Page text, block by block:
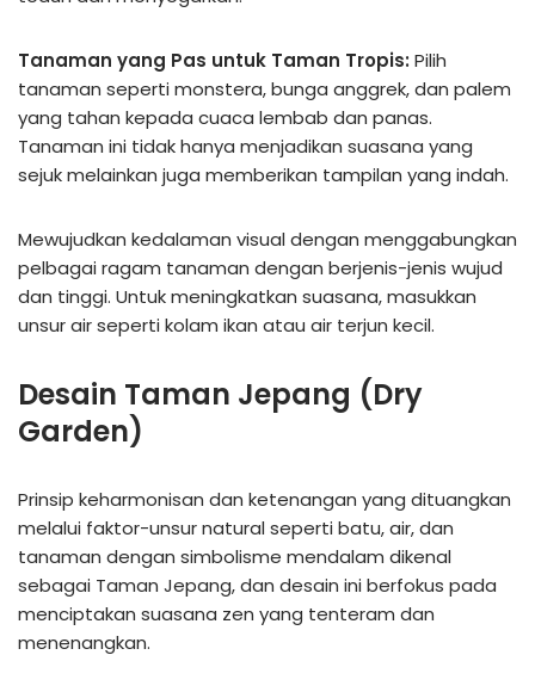
Tanaman yang Pas untuk Taman Tropis: Pilih
tanaman seperti monstera, bunga anggrek, dan palem
yang tahan kepada cuaca lembab dan panas.
Tanaman ini tidak hanya menjadikan suasana yang
sejuk melainkan juga memberikan tampilan yang indah.
Mewujudkan kedalaman visual dengan menggabungkan
pelbagai ragam tanaman dengan berjenis-jenis wujud
dan tinggi. Untuk meningkatkan suasana, masukkan
unsur air seperti kolam ikan atau air terjun kecil.
Desain Taman Jepang (Dry
Garden)
Prinsip keharmonisan dan ketenangan yang dituangkan
melalui faktor-unsur natural seperti batu, air, dan
tanaman dengan simbolisme mendalam dikenal
sebagai Taman Jepang, dan desain ini berfokus pada
menciptakan suasana zen yang tenteram dan
menenangkan.